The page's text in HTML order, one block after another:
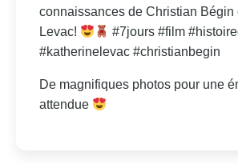
connaissances de Christian Bégin
Levac!
#7jours #film
#katherinelevac #christianbegin
De magnifiques photos pour une
attendue